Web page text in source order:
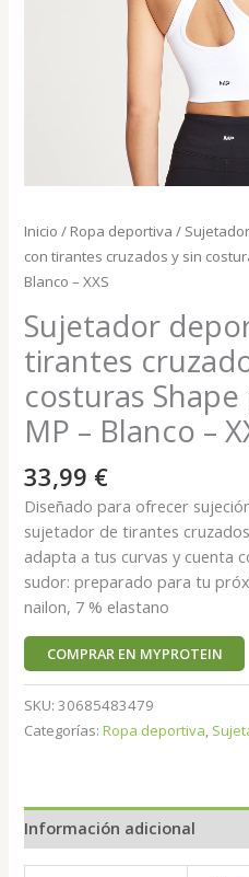
Inicio / Ropa deportiva /
con tirantes cruzados y sin
Blanco – XXS
Sujetador
tirantes
costuras
MP – Blanco –
33,99 €
Diseñado para ofrecer
sujetador de tirantes
adapta a tus curvas y cuenta
sudor: preparado para tu
nailon, 7 % elastano
COMPRAR EN MYPROTEIN
SKU:30685483479
Categorías:Ropa deportiva,
Información adicional